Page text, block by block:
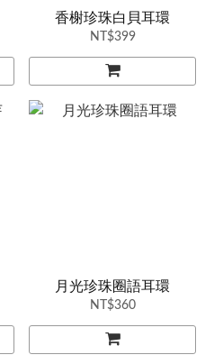
香榭珍珠白貝耳環
NT$399
月光珍珠圈語耳環
NT$360